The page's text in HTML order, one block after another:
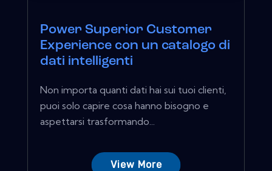
Power Superior Customer
Experience con un catalogo di
dati intelligenti
Non importa quanti dati hai sui tuoi clienti,
puoi solo capire cosa hanno bisogno e
aspettarsi trasformando...
View More